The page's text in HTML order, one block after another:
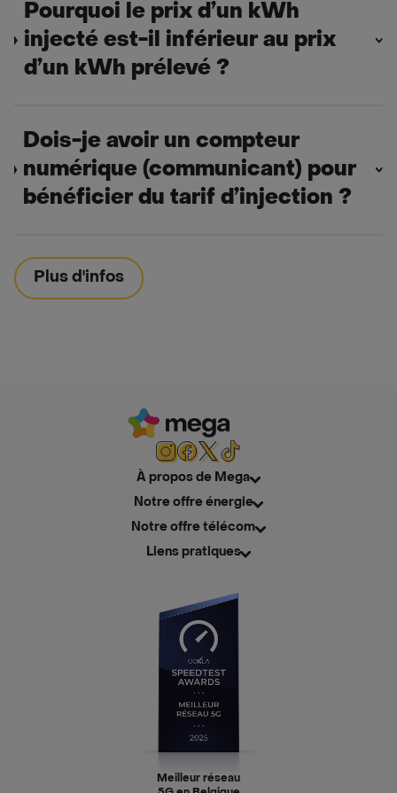
Pourquoi le prix d’un kWh
injecté est-il inférieur au prix
d’un kWh prélevé ?
Dois-je avoir un compteur
numérique (communicant) pour
bénéficier du tarif d’injection ?
Plus d'infos
À propos de Mega
Notre offre énergie
Notre offre télécom
Liens pratiques
Meilleur réseau